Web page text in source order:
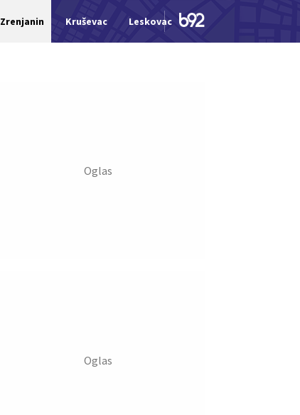
Zrenjanin Kruševac Leskovac Jagodina